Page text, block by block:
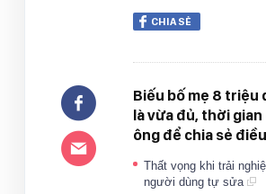
CHIA SẺ
Biếu bố mẹ 8 triệu
là vừa đủ, thời
ông để chia sẻ
Thất vọng khi trải
người dùng tự sửa